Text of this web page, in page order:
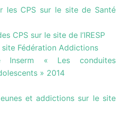
les CPS sur le site de Santé
CPS sur le site de l’IRESP
Fédération Addictions
Inserm « Les conduites
» 2014
et addictions sur le site